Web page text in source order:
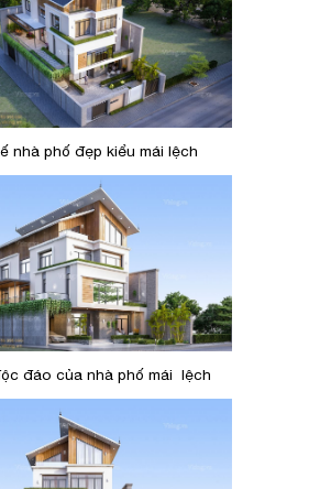
nhà phố đẹp kiểu mái lệch
đáo của nhà phố mái lệch